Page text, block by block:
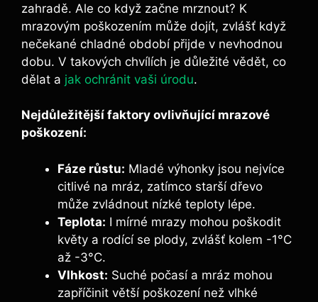
zahradě.‌ Ale co když​ začne mrznout? K
mrazovým poškozením může dojít, zvlášť⁣ když
nečekané chladné období přijde v nevhodnou
dobu. V takových chvílích je důležité vědět, co
dělat a⁢ jak ochránit vaši úrodu.
Nejdůležitější faktory ovlivňující mrazové
‌poškození:
Fáze⁤ růstu: ⁣Mladé výhonky‌ jsou ‌nejvíce
citlivé na ​mráz, zatímco starší dřevo
může‍ zvládnout ⁣nízké teploty lépe.
Teplota: I mírné mrazy ​mohou poškodit
květy a rodící se ​plody, zvlášť kolem -1°C
až -3°C.
Vlhkost: Suché počasí a mráz mohou
zapříčinit ‌větší poškození než vlhké